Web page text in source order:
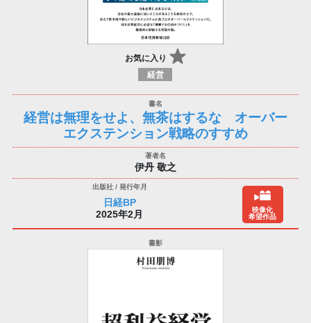
お気に入り
経営
経営は無理をせよ、無茶はするな オーバー
エクステンション戦略のすすめ
伊丹 敬之
日経BP
2025年2月
映像化
希望作品